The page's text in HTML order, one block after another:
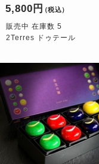
5,800円 （税込）
販売中 在庫数 5
2Terres ドゥテール